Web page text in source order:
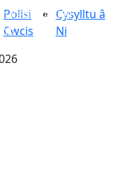
lleol wedi ei
Polisi
Cwcis
Cysylltu â
Ni